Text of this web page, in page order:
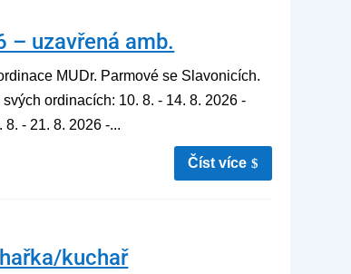
– uzavřená amb.
MUDr. Parmové se Slavonicích.
ordinacích: 10. 8. - 14. 8. 2026 -
- 21. 8. 2026 -...
číst více
kuchař